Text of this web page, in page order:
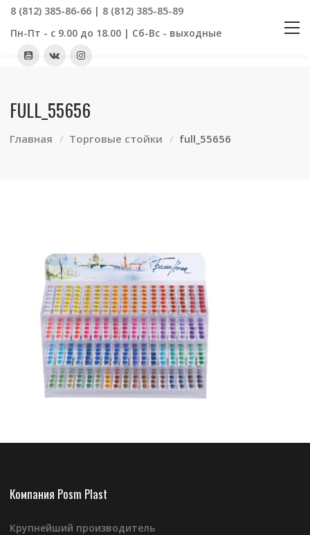
8 (812) 385-86-66 | 8 (812) 385-85-89
Пн-Пт - с 9.00 до 18.00 | Сб-Вс - выходные
FULL_55656
Главная Торговые стойки full_55656
Компания Posm Plast
Крупнейший производитель